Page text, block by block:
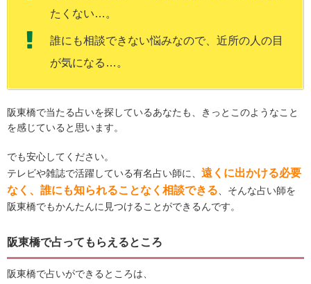
たくない…。
誰にも相談できない悩みなので、近所の人の目
が気になる…。
阪東橋で当たる占いを探しているあなたも、きっとこのようなこと
を感じていると思います。
でも安心してください。
テレビや雑誌で活躍している有名占い師に、 遠くに出かける必要
なく、誰にも知られることなく相談できる、そんな占い師を
阪東橋でもかんたんに見つけることができるんです。
阪東橋で占ってもらえるところ
阪東橋で占いができるところは、